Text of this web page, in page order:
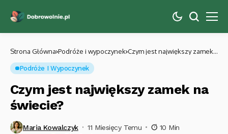
Strona Główna Podróże i wypoczynek Czym jest największy zamek
Podróże I Wypoczynek
Czym jest największy zamek na
świecie?
Maria Kowalczyk 11 Miesięcy Temu 10 Min